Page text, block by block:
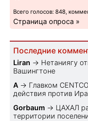
Всего голосов: 848,
Страница опроса »
Последние
Liran → Нетаниягу
Вашингтоне
A → Главком
действия против
Gorbaum → ЦАХАЛ
территории